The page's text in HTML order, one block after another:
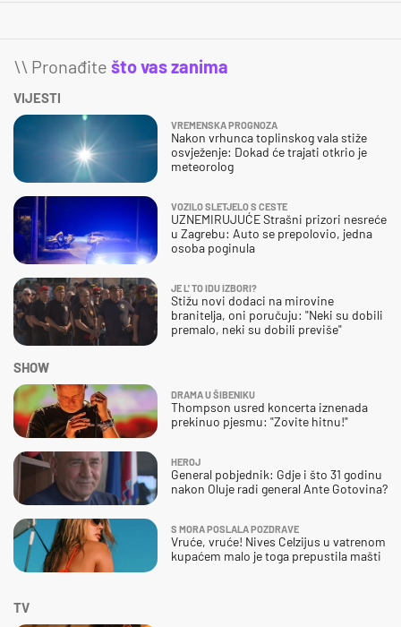
\\ Pronađite što vas zanima
VIJESTI
VREMENSKA PROGNOZA
Nakon vrhunca toplinskog vala stiže
osvježenje: Dokad će trajati otkrio je
meteorolog
VOZILO SLETJELO S CESTE
UZNEMIRUJUĆE Strašni prizori nesreće
u Zagrebu: Auto se prepolovio, jedna
osoba poginula
JE L' TO IDU IZBORI?
Stižu novi dodaci na mirovine
branitelja, oni poručuju: "Neki su dobili
premalo, neki su dobili previše"
SHOW
DRAMA U ŠIBENIKU
Thompson usred koncerta iznenada
prekinuo pjesmu: "Zovite hitnu!"
HEROJ
General pobjednik: Gdje i što 31 godinu
nakon Oluje radi general Ante Gotovina?
S MORA POSLALA POZDRAVE
Vruće, vruće! Nives Celzijus u vatrenom
kupaćem malo je toga prepustila mašti
TV